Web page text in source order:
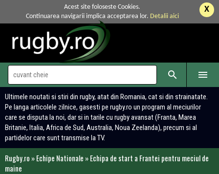
X
Acest site foloseste Cookies.
Continuarea navigarii implica acceptarea lor. Detalii aici
 
Ultimele noutati si stiri din rugby, atat din Romania, cat si din strainatate.
Pe langa articolele zilnice, gasesti pe rugby.ro un program al meciurilor
care se disputa la noi, dar si in tarile cu rugby avansat (Franta, Marea
Britanie, Italia, Africa de Sud, Australia, Noua Zeelanda), precum si al
partidelor care sunt transmise la TV.
Rugby.ro »Echipe Nationale »Echipa de start a Frantei pentru meciul de
maine